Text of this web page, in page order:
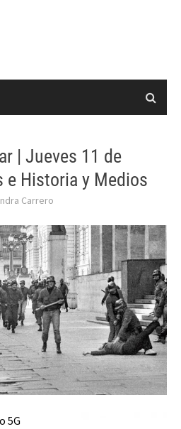
| Jueves 11 de
e Historia y Medios
Carrero
5G